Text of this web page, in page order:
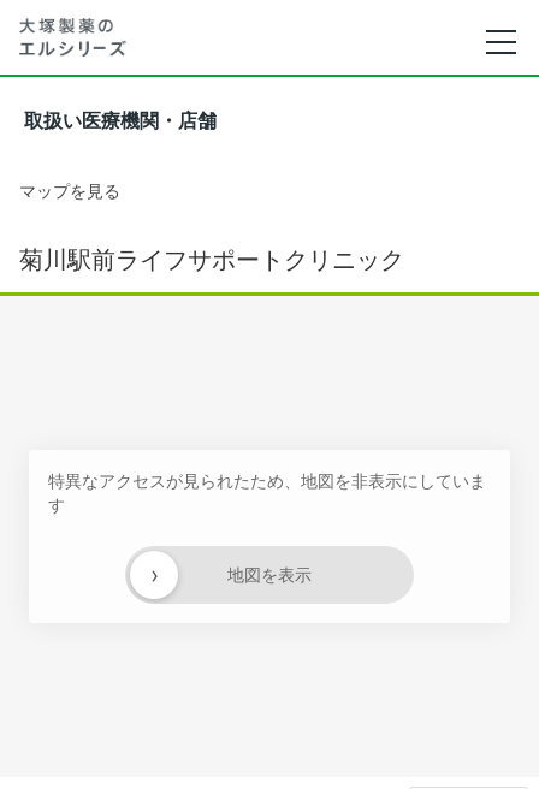
取扱い医療機関・店舗
マップを見る
菊川駅前ライフサポートクリニック
特異なアクセスが見られたため、地図を非表示にしていま
す
地図を表示
›